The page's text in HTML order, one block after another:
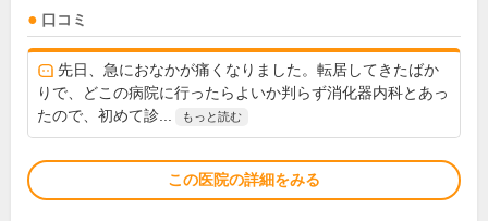
口コミ
先日、急におなかが痛くなりました。転居してきたばか
りで、どこの病院に行ったらよいか判らず消化器内科とあっ
たので、初めて診...
もっと読む
この医院の詳細をみる